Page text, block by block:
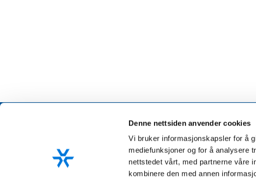
Denne nettsiden anvender cookies
Vi bruker informasjonskapsler for å
mediefunksjoner og for å analysere
nettstedet vårt, med partnerne våre
kombinere den med annen